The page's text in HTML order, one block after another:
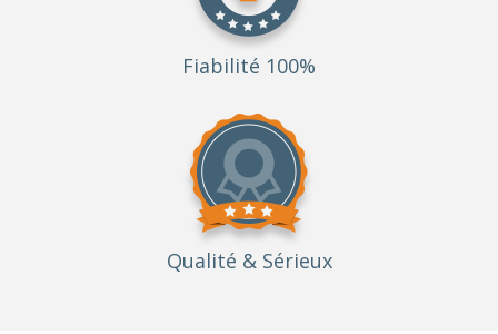
Fiabilité 100%
Qualité & Sérieux